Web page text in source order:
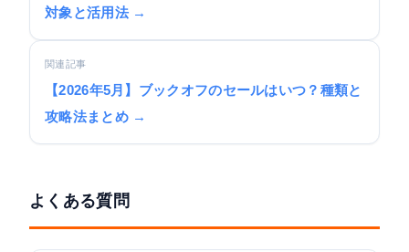
対象と活用法 →
関連記事
【2026年5月】ブックオフのセールはいつ？種類と
攻略法まとめ →
よくある質問